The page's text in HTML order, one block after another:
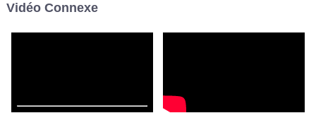
correspondante peut être
taille...
Vidéo Connexe